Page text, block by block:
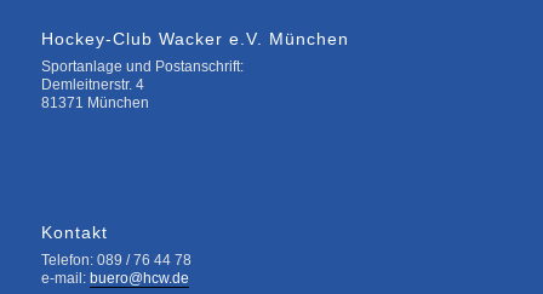
Hockey-Club Wacker e.V. München
Sportanlage und Postanschrift:
Demleitnerstr. 4
81371 München
Kontakt
Telefon: 089 / 76 44 78
e-mail: buero@hcw.de